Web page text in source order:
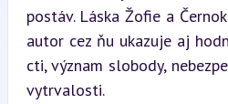
postáv. Láska Žofie a
autor cez ňu ukazuje aj
cti, význam slobody,
vytrvalosti.